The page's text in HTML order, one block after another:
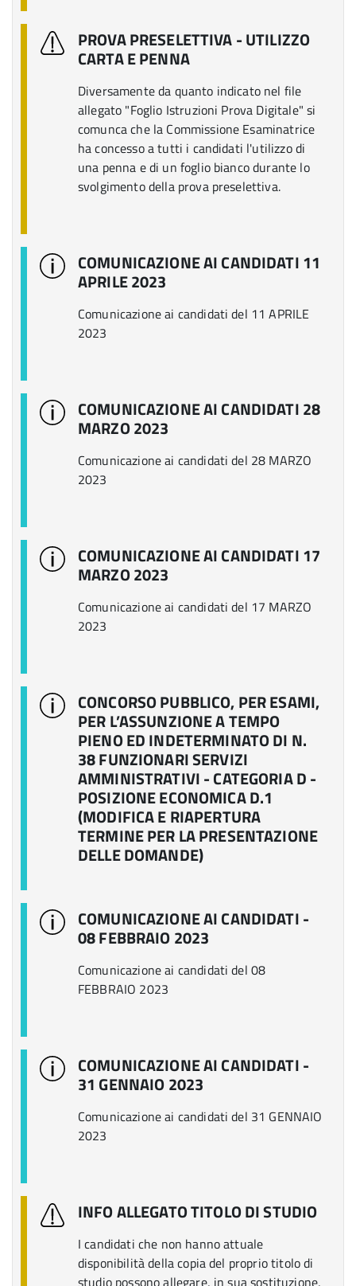
PROVA PRESELETTIVA - UTILIZZO
CARTA E PENNA
Diversamente da quanto indicato nel file
allegato "Foglio Istruzioni Prova Digitale" si
comunca che la Commissione Esaminatrice
ha concesso a tutti i candidati l'utilizzo di
una penna e di un foglio bianco durante lo
svolgimento della prova preselettiva.
COMUNICAZIONE AI CANDIDATI 11
APRILE 2023
Comunicazione ai candidati del 11 APRILE
2023
COMUNICAZIONE AI CANDIDATI 28
MARZO 2023
Comunicazione ai candidati del 28 MARZO
2023
COMUNICAZIONE AI CANDIDATI 17
MARZO 2023
Comunicazione ai candidati del 17 MARZO
2023
CONCORSO PUBBLICO, PER ESAMI,
PER L’ASSUNZIONE A TEMPO
PIENO ED INDETERMINATO DI N.
38 FUNZIONARI SERVIZI
AMMINISTRATIVI - CATEGORIA D -
POSIZIONE ECONOMICA D.1
(MODIFICA E RIAPERTURA
TERMINE PER LA PRESENTAZIONE
DELLE DOMANDE)
COMUNICAZIONE AI CANDIDATI -
08 FEBBRAIO 2023
Comunicazione ai candidati del 08
FEBBRAIO 2023
COMUNICAZIONE AI CANDIDATI -
31 GENNAIO 2023
Comunicazione ai candidati del 31 GENNAIO
2023
INFO ALLEGATO TITOLO DI STUDIO
I candidati che non hanno attuale
disponibilità della copia del proprio titolo di
studio possono allegare, in sua sostituzione,